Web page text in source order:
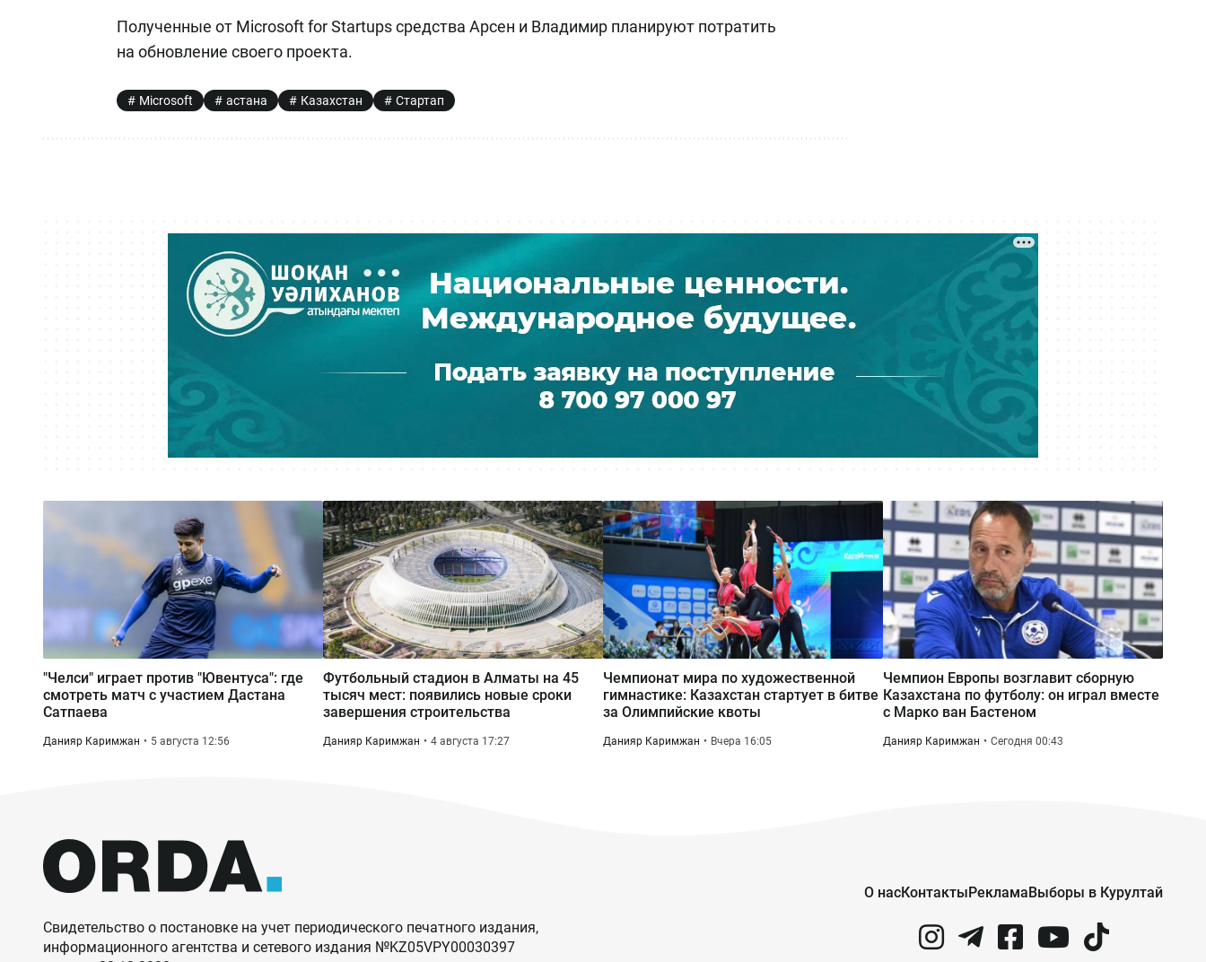
Полученные от Microsoft for Startups средства Арсен и Владимир планируют потратить
на обновление своего проекта.
Microsoft астана Казахстан Стартап
Вчера 15:43
Государственный пакет ERG
передали «Самрук-Казыне» —
экономист
Вчера 15:00
Мировые звёзды «критикуют»
Казахстан: в соцсетях
распространили новую волну
дипфейков
Выбиты зубы, сломана челюсть:
детали истории ребенка, сбитого
на велосипеде в Актобе
Вчера 12:53
Река Есиль в Астане «зацвела»: что
произошло и опасно ли это
"Челси" играет против "Ювентуса": где
смотреть матч с участием Дастана
Сатпаева
Данияр Каримжан 5 августа 12:56
Футбольный стадион в Алматы на 45
тысяч мест: появились новые сроки
завершения строительства
Данияр Каримжан 4 августа 17:27
Чемпионат мира по художественной
гимнастике: Казахстан стартует в битве
за Олимпийские квоты
Данияр Каримжан Вчера 16:05
Чемпион Европы возглавит сборную
Казахстана по футболу: он играл вместе
с Марко ван Бастеном
Данияр Каримжан Сегодня 00:43
Свидетельство о постановке на учет периодического печатного издания,
информационного агентства и сетевого издания №KZ05VPY00030397
О насКонтакты Реклама Выборы в Курултай